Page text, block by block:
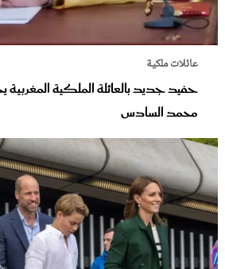
عائلات ملكية
حفيد جديد بالعائلة الملكية
محمد السادس